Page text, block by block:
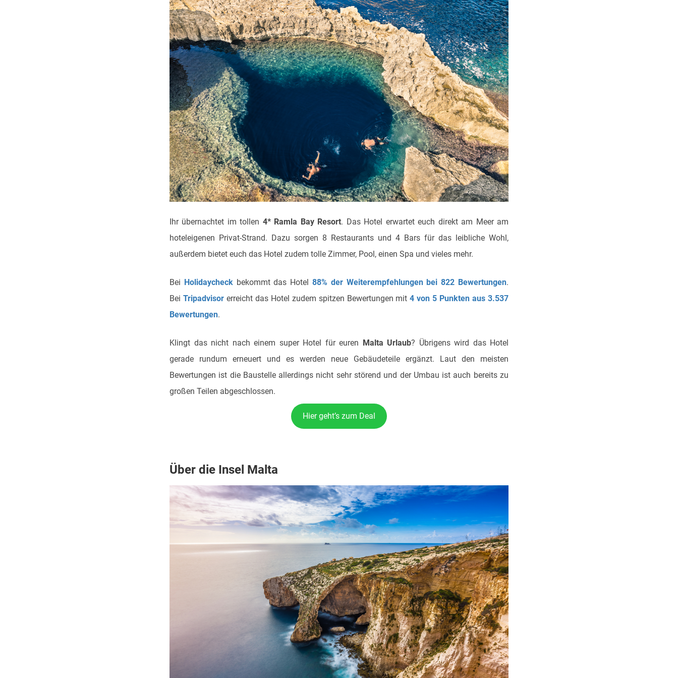
Ihr übernachtet im tollen 4* Ramla Bay Resort. Das Hotel erwartet euch direkt am Meer am
hoteleigenen Privat-Strand. Dazu sorgen 8 Restaurants und 4 Bars für das leibliche Wohl,
außerdem bietet euch das Hotel zudem tolle Zimmer, Pool, einen Spa und vieles mehr.
Bei Holidaycheckbekommt das Hotel88% der Weiterempfehlungen bei 822 Bewertungen.
Bei Tripadvisorerreicht das Hotel zudem spitzen Bewertungen mit4 von 5 Punkten aus 3.537
Bewertungen.
Klingt das nicht nach einem super Hotel für euren Malta Urlaub? Übrigens wird das Hotel
gerade rundum erneuert und es werden neue Gebäudeteile ergänzt. Laut den meisten
Bewertungen ist die Baustelle allerdings nicht sehr störend und der Umbau ist auch bereits zu
großen Teilen abgeschlossen.
Hier geht’s zum Deal
Über die Insel Malta